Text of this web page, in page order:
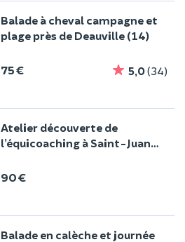
Balade à cheval campagne et
plage près de Deauville (14)
75 € 5,0(34)
Atelier découverte de
l’équicoaching à Saint-Juan
90 €
Balade en calèche et journée